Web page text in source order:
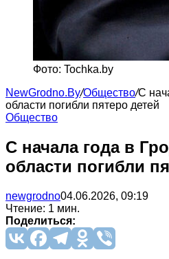
Фото: Tochka.by
NewGrodno.By/Общество/С
области погибли пятеро детей
Общество
С начала года в
области погибли
newgrodno04.06.2026, 09:19
Чтение: 1 мин.
Поделиться: